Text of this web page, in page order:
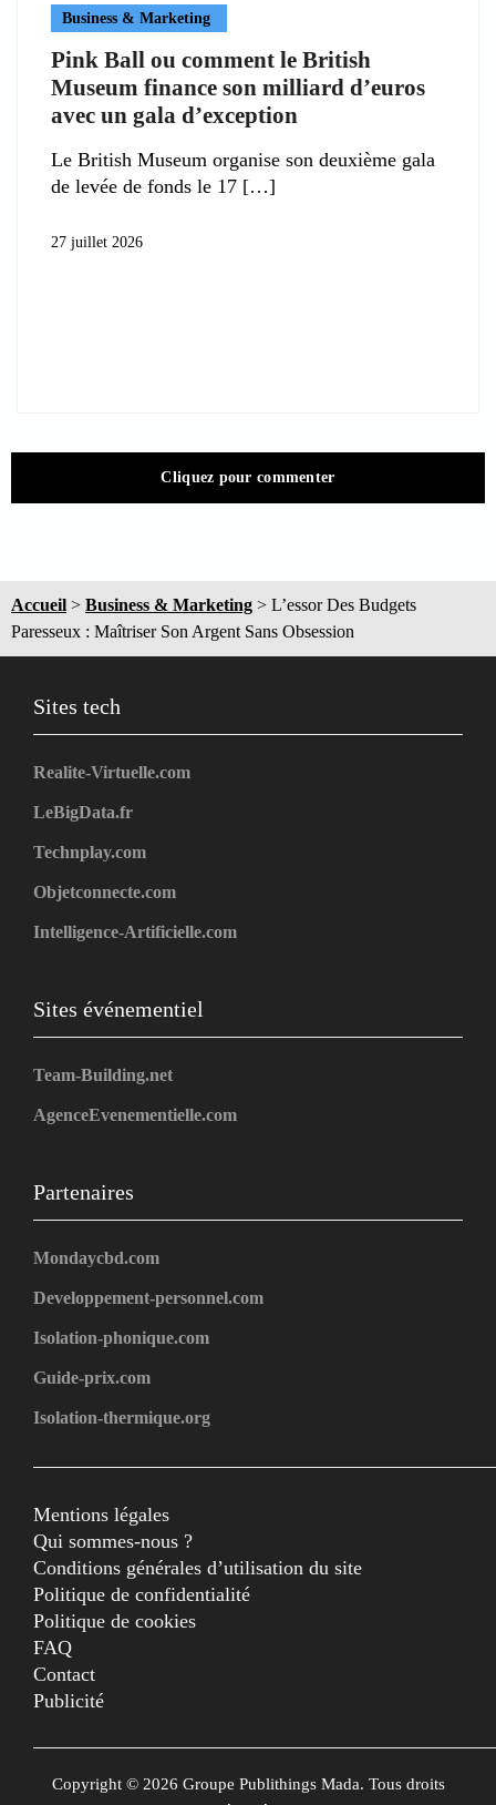
Business & Marketing
Pink Ball ou comment le British
Museum finance son milliard d’euros
avec un gala d’exception
Le British Museum organise son deuxième gala
de levée de fonds le 17
27 juillet 2026
Cliquez pour commenter
Accueil > Business & Marketing > L’essor Des Budgets
Paresseux : Maîtriser Son Argent Sans Obsession
Sites tech
Realite-Virtuelle.com
LeBigData.fr
Technplay.com
Objetconnecte.com
Intelligence-Artificielle.com
Sites événementiel
Team-Building.net
AgenceEvenementielle.com
Partenaires
Mondaycbd.com
Developpement-personnel.com
Isolation-phonique.com
Guide-prix.com
Isolation-thermique.org
Mentions légales
Qui sommes-nous ?
Conditions générales d’utilisation du site
Politique de confidentialité
Politique de cookies
FAQ
Contact
Publicité
Copyright © 2026 Groupe Publithings Mada. Tous droits